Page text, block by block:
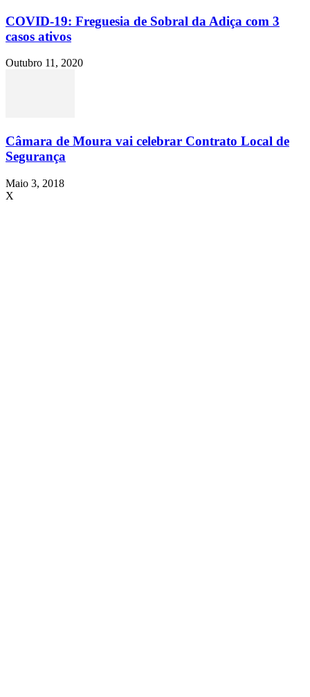
COVID-19: Freguesia de Sobral da Adiça com 3
casos ativos
Outubro 11, 2020
Câmara de Moura vai celebrar Contrato Local de
Segurança
Maio 3, 2018
X